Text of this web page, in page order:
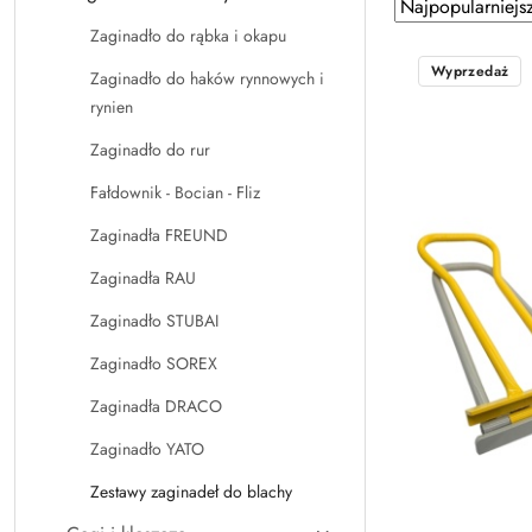
Zaginadło do rąbka i okapu
Zaginadło do haków rynnowych i
rynien
Zaginadło do rur
Fałdownik - Bocian - Fliz
Zaginadła FREUND
Zaginadła RAU
Zaginadło STUBAI
Zaginadło SOREX
Zaginadła DRACO
Zaginadło YATO
Zestawy zaginadeł do blachy
sortowanie:
według
Wyprzedaż